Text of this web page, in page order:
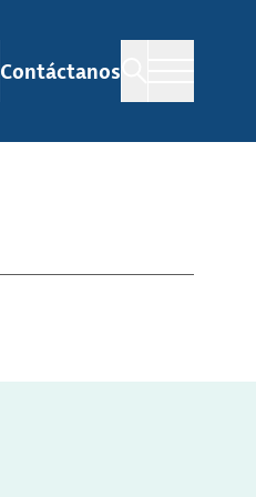
Contáctanos